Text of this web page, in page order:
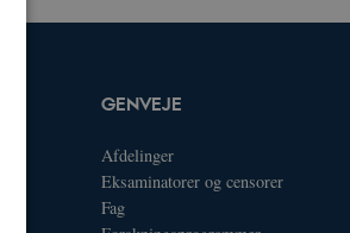
GENVEJE
Afdelinger
Eksaminatorer og censorer
Fag